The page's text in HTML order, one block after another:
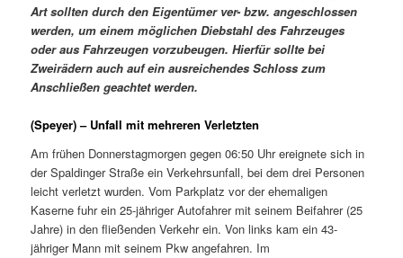
Art sollten durch den Eigentümer ver- bzw. angeschlossen
werden, um einem möglichen Diebstahl des Fahrzeuges
oder aus Fahrzeugen vorzubeugen. Hierfür sollte bei
Zweirädern auch auf ein ausreichendes Schloss zum
Anschließen geachtet werden.
(Speyer) – Unfall mit mehreren Verletzten
Am frühen Donnerstagmorgen gegen 06:50 Uhr ereignete sich in
der Spaldinger Straße ein Verkehrsunfall, bei dem drei Personen
leicht verletzt wurden. Vom Parkplatz vor der ehemaligen
Kaserne fuhr ein 25-jähriger Autofahrer mit seinem Beifahrer (25
Jahre) in den fließenden Verkehr ein. Von links kam ein 43-
jähriger Mann mit seinem Pkw angefahren. Im